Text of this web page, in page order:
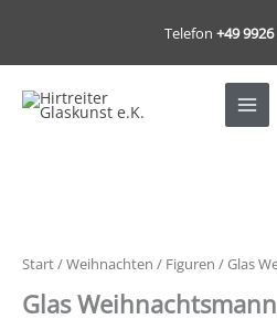
springen
Telefon +49
Start/Weihnachten / Figuren / Glas
Glas Weihnachtsmann